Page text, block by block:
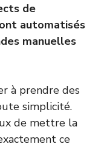
de
automatisés
manuelles
à prendre des
simplicité.
de mettre la
ce